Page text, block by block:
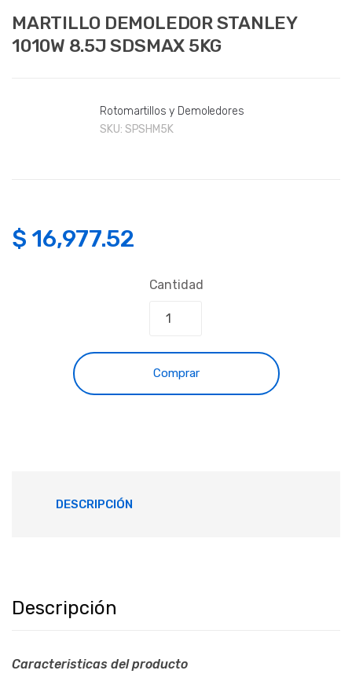
MARTILLO DEMOLEDOR STANLEY
1010W 8.5J SDSMAX 5KG
Rotomartillos y Demoledores
SKU: SPSHM5K
$ 16,977.52
Cantidad
Comprar
DESCRIPCIÓN
Descripción
Caracteristicas del producto